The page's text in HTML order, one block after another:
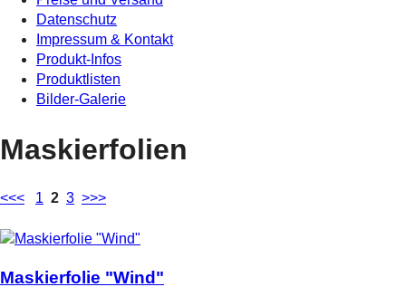
Datenschutz
Impressum & Kontakt
Produkt-Infos
Produktlisten
Bilder-Galerie
Maskierfolien
<<< 1 2 3 >>>
Maskierfolie "Wind"